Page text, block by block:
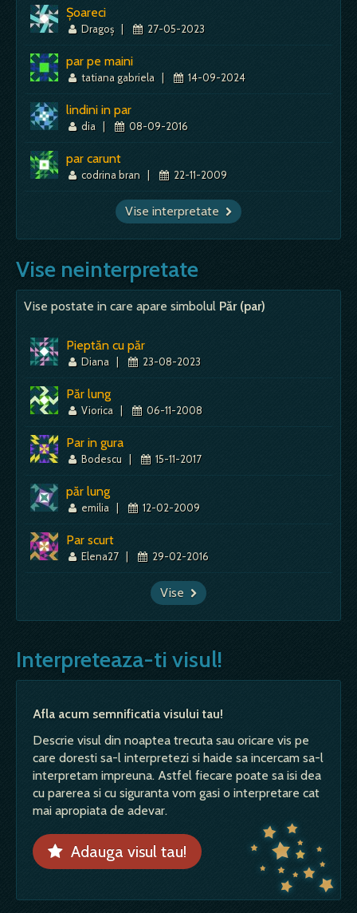
Șoareci
Dragoș | 27-05-2023
par pe maini
tatiana gabriela | 14-09-2024
lindini in par
dia | 08-09-2016
par carunt
codrina bran | 22-11-2009
Vise interpretate
Vise neinterpretate
Vise postate in care apare simbolul Păr (par)
Pieptăn cu păr
Diana | 23-08-2023
Păr lung
Viorica | 06-11-2008
Par in gura
Bodescu | 15-11-2017
păr lung
emilia | 12-02-2009
Par scurt
Elena27 | 29-02-2016
Vise
Interpreteaza-ti visul!
Afla acum semnificatia visului tau!
Descrie visul din noaptea trecuta sau oricare vis pe
care doresti sa-l interpretezi si haide sa incercam sa-l
interpretam impreuna. Astfel fiecare poate sa isi dea
cu parerea si cu siguranta vom gasi o interpretare cat
mai apropiata de adevar.
Adauga visul tau!